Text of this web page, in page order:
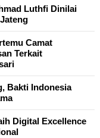
Luthfi Dinilai
Camat
Terkait
Bakti Indonesia
Digital Excellence